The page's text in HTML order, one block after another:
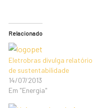
Relacionado
Eletrobras divulga relatório
de sustentabilidade
14/07/2013
Em "Energia"